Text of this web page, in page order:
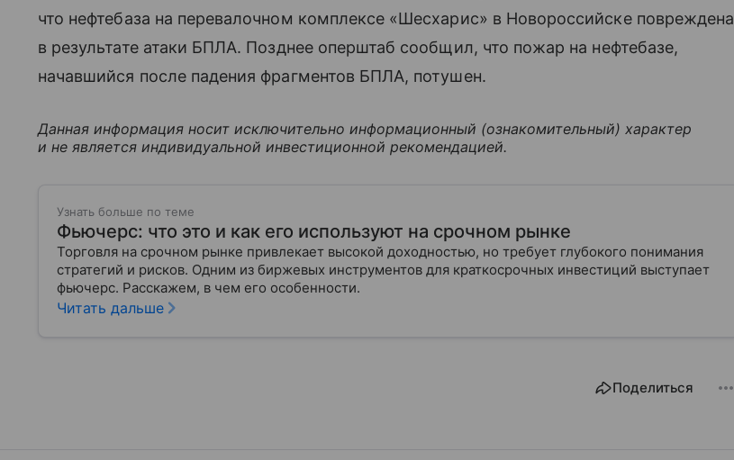
что нефтебаза на перевалочном комплексе «Шесхарис» в Новороссийске повреждена
в результате атаки БПЛА. Позднее оперштаб сообщил, что пожар на нефтебазе,
начавшийся после падения фрагментов БПЛА, потушен.
Данная информация носит исключительно информационный (ознакомительный) характер
и не является индивидуальной инвестиционной рекомендацией.
Узнать больше по теме
Фьючерс: что это и как его используют на срочном рынке
Торговля на срочном рынке привлекает высокой доходностью, но требует глубокого понимания
стратегий и рисков. Одним из биржевых инструментов для краткосрочных инвестиций выступает
фьючерс. Расскажем, в чем его особенности.
Читать дальше
Поделиться